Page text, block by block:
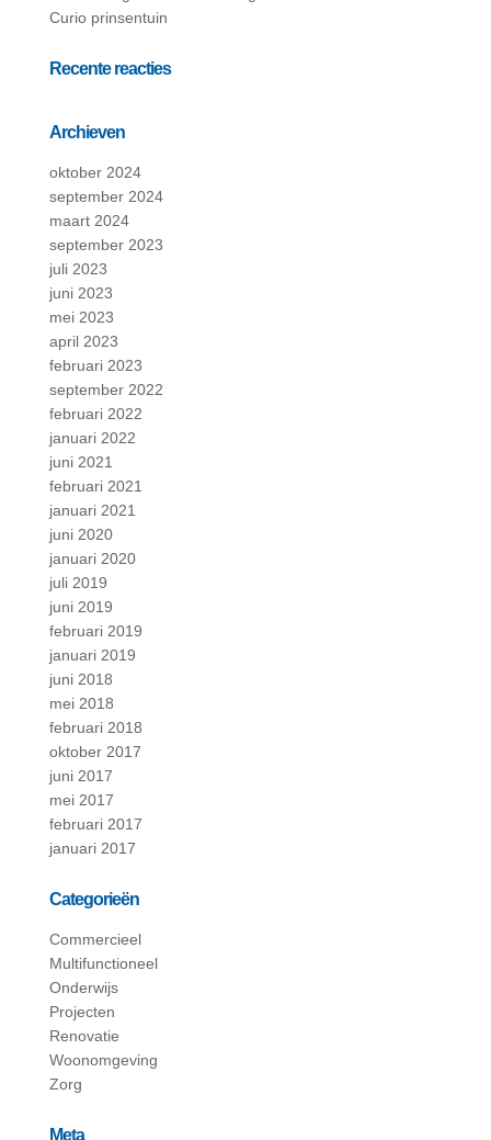
Curio prinsentuin
Recente reacties
Archieven
oktober 2024
september 2024
maart 2024
september 2023
juli 2023
juni 2023
mei 2023
april 2023
februari 2023
september 2022
februari 2022
januari 2022
juni 2021
februari 2021
januari 2021
juni 2020
januari 2020
juli 2019
juni 2019
februari 2019
januari 2019
juni 2018
mei 2018
februari 2018
oktober 2017
juni 2017
mei 2017
februari 2017
januari 2017
Categorieën
Commercieel
Multifunctioneel
Onderwijs
Projecten
Renovatie
Woonomgeving
Zorg
Meta